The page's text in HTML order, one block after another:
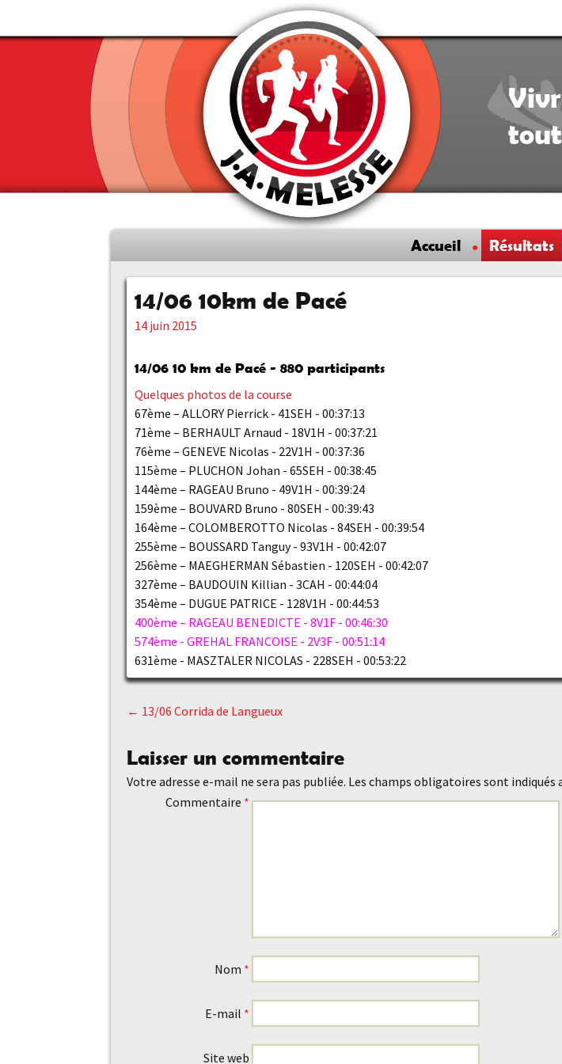
au
contenu
principal
Accueil Résultats
14/06 10km de Pacé
14 juin 2015
14/06 10 km de Pacé - 880 participants
Quelques photos de la course
67ème – ALLORY Pierrick - 41SEH - 00:37:13
71ème – BERHAULT Arnaud - 18V1H - 00:37:21
76ème – GENEVE Nicolas - 22V1H - 00:37:36
115ème – PLUCHON Johan - 65SEH - 00:38:45
144ème – RAGEAU Bruno - 49V1H - 00:39:24
159ème – BOUVARD Bruno - 80SEH - 00:39:43
164ème – COLOMBEROTTO Nicolas - 84SEH - 00:39:54
255ème – BOUSSARD Tanguy - 93V1H - 00:42:07
256ème – MAEGHERMAN Sébastien - 120SEH - 00:42:07
327ème – BAUDOUIN Killian - 3CAH - 00:44:04
354ème – DUGUE PATRICE - 128V1H - 00:44:53
400ème – RAGEAU BENEDICTE - 8V1F - 00:46:30
574ème - GREHAL FRANCOISE - 2V3F - 00:51:14
631ème - MASZTALER NICOLAS - 228SEH - 00:53:22
Navigation
des
← 13/06 Corrida de Langueux
Laisser un commentaire
Votre adresse e-mail ne sera pas publiée. Les champs obligatoires sont indiqués
Commentaire *
Nom *
E-mail *
Site web